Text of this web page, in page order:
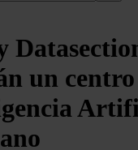
un centro